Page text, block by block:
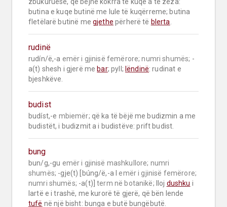
butina e kuqe butinë me lule të kuqërreme; butina
fletëlarë butinë me gjethe përherë të blerta
rudinë
rudín/ë,-a emër i gjinisë femërore; numri shumës; -
a(t) shesh i gjerë me bar; pyll; lëndinë: rudinat e
bjeshkëve.
budist
budíst,-e mbiemër; që ka të bëjë me budizmin a me
budistët, i budizmit a i budistëve: prift budist.
bung
bun/g,-gu emër i gjinisë mashkullore; numri
shumës; -gje(t) [búng/ë,-a I emër i gjinisë femërore;
numri shumës; -a(t)] term në botanikë; lloj dushku i
tufë në një bisht: bunga e butë bungëbutë.